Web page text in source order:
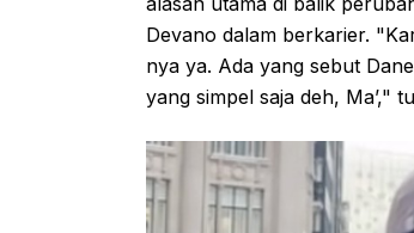
Devano dalam berkarier.
nya ya. Ada yang sebut
yang simpel saja deh, Ma’,"